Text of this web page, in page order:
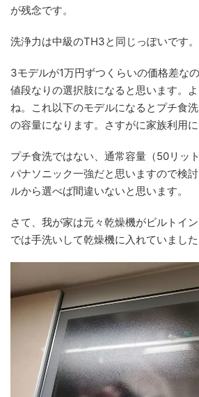
が残念です。
洗浄力は中級のTH3と同じっぽいです。
3モデルが1万円ずつくらいの価格差な
値段なりの選択肢になると思います。
ね。これ以下のモデルになるとプチ食
の容量になります。さすがに家族利用に
プチ食洗ではない、通常容量（50リッ
パナソニック一強だと思いますので検
ルから選べば間違いないと思います。
さて、我が家は元々乾燥機がビルトイ
では手洗いして乾燥機に入れていました